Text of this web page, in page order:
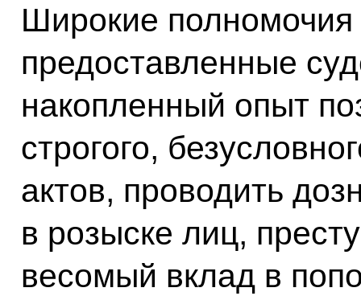
Широкие полномочия
предоставленные
накопленный опыт
строгого,
актов, проводить
в розыске лиц,
весомый вклад в